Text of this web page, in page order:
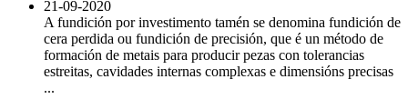
21-09-2020
A fundición por investimento tamén se denomina fundición de
cera perdida ou fundición de precisión, que é un método de
formación de metais para producir pezas con tolerancias
estreitas, cavidades internas complexas e dimensións precisas
...